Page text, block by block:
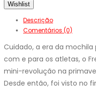
Wishlist
Descrição
Comentários (0)
Cuidado, a era da
com e para os atletas, o
mini-revolução na
Desde então, foi visto no